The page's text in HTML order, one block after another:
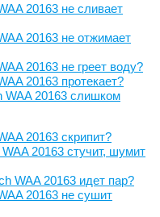
20163 не сливает
20163 не отжимает
20163 не греет воду?
20163 протекает?
WAA 20163 слишком
20163 скрипит?
20163 стучит, шумит
WAA 20163 идет пар?
20163 не сушит